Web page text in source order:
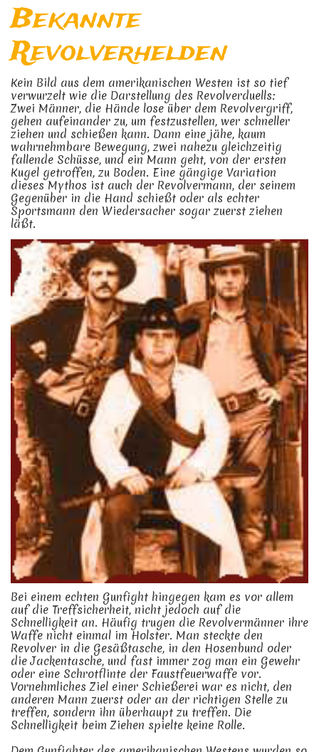
Bekannte
Revolverhelden
Kein Bild aus dem amerikanischen Westen ist so tief
verwurzelt wie die Darstellung des Revolverduells:
Zwei Männer, die Hände lose über dem Revolvergriff,
gehen aufeinander zu, um festzustellen, wer schneller
ziehen und schießen kann. Dann eine jähe, kaum
wahrnehmbare Bewegung, zwei nahezu gleichzeitig
fallende Schüsse, und ein Mann geht, von der ersten
Kugel getroffen, zu Boden. Eine gängige Variation
dieses Mythos ist auch der Revolvermann, der seinem
Gegenüber in die Hand schießt oder als echter
Sportsmann den Wiedersacher sogar zuerst ziehen
läßt.
Bei einem echten Gunfight hingegen kam es vor allem
auf die Treffsicherheit, nicht jedoch auf die
Schnelligkeit an. Häufig trugen die Revolvermänner ihre
Waffe nicht einmal im Holster. Man steckte den
Revolver in die Gesäßtasche, in den Hosenbund oder
die Jackentasche, und fast immer zog man ein Gewehr
oder eine Schrotflinte der Faustfeuerwaffe vor.
Vornehmliches Ziel einer Schießerei war es nicht, den
anderen Mann zuerst oder an der richtigen Stelle zu
treffen, sondern ihn überhaupt zu treffen. Die
Schnelligkeit beim Ziehen spielte keine Rolle.